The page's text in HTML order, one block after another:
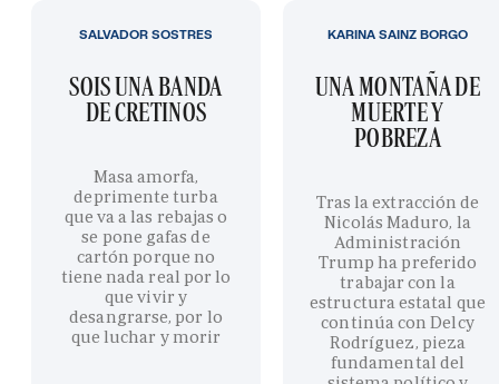
SOIS UNA BANDA
DE CRETINOS
Masa amorfa,
deprimente turba
que va a las rebajas o
se pone gafas de
cartón porque no
tiene nada real por lo
que vivir y
desangrarse, por lo
que luchar y morir
SALVADOR SOSTRES
UNA MONTAÑA DE
MUERTE Y
POBREZA
Tras la extracción de
Nicolás Maduro, la
Administración
Trump ha preferido
trabajar con la
estructura estatal que
continúa con Delcy
Rodríguez, pieza
fundamental del
KARINA SAINZ BORGO